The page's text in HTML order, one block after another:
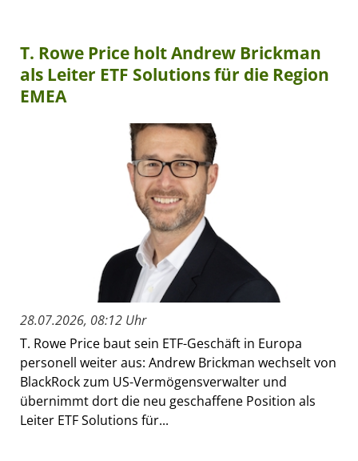
T. Rowe Price holt Andrew Brickman
als Leiter ETF Solutions für die Region
EMEA
28.07.2026, 08:12 Uhr
T. Rowe Price baut sein ETF-Geschäft in Europa
personell weiter aus: Andrew Brickman wechselt von
BlackRock zum US-Vermögensverwalter und
übernimmt dort die neu geschaffene Position als
Leiter ETF Solutions für...